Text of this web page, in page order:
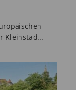
Kleinstad...